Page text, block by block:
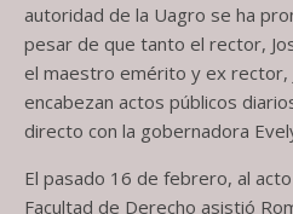
autoridad de la Uagro se ha
pesar de que tanto el rector,
el maestro emérito y ex rector,
encabezan actos públicos
directo con la gobernadora
El pasado 16 de febrero, al
Facultad de Derecho asistió